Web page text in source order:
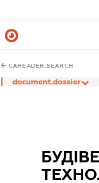
CAHEADER.SEARCH
document.dossier